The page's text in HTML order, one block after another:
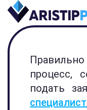
процесс,
подать